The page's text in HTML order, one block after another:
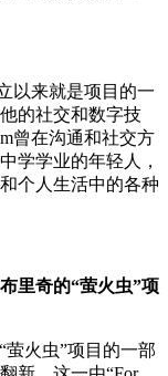
以来就是项目的一
的社交和数字技
曾在沟通和社交方
学学业的年轻人，
个人生活中的各种
里奇的“萤火虫”项
萤火虫”项目的一部